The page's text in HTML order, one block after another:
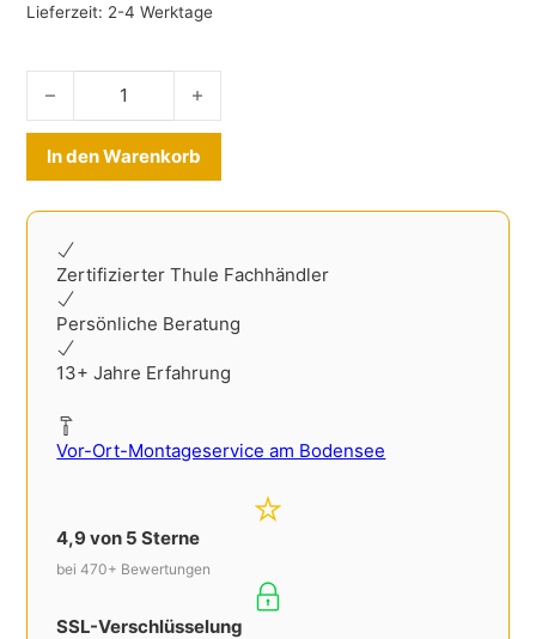
Lieferzeit: 2-4 Werktage
Heckklappenfahrradträger BMW X1 2015-2022 Menge
In den Warenkorb
Zertifizierter Thule Fachhändler
Persönliche Beratung
13+ Jahre Erfahrung
Vor-Ort-Montageservice am Bodensee
4,9 von 5 Sterne
bei 470+ Bewertungen
SSL-Verschlüsselung